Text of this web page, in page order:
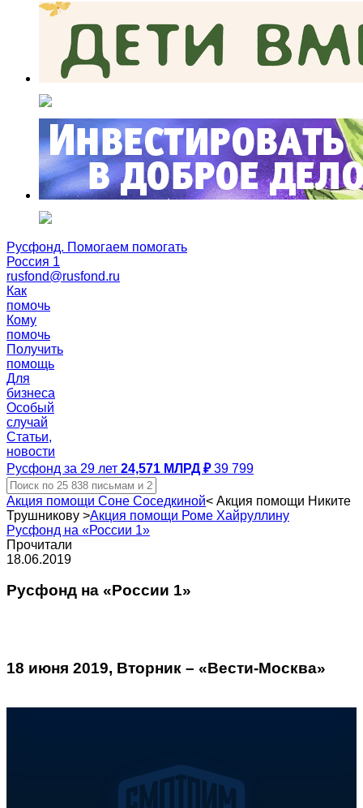
Русфонд. Помогаем помогать
Россия 1
rusfond@rusfond.ru
Как
помочь
Кому
помочь
Получить
помощь
Для
бизнеса
Особый
случай
Статьи,
новости
Русфонд за 29 лет 24,571 МЛРД ₽ 39 799
Акция помощи Соне Соседкиной< Акция помощи Никите
Трушникову >Акция помощи Роме Хайруллину
Русфонд на «России 1»
Прочитали
18.06.2019
Русфонд на «России 1»
18 июня 2019, Вторник – «Вести-Москва»